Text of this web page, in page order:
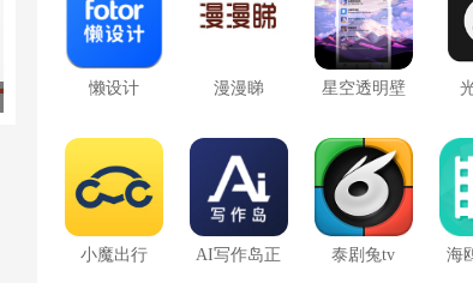
懒设计 漫漫睇 星空透明壁
小魔出行 AI写作岛正 泰剧兔tv 海